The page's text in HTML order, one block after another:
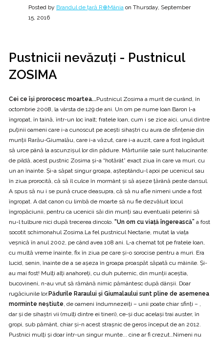
Posted by Brandul de ţară R⊕Mânia on Thursday, September
15, 2016
Pustnicii nevăzuţi - Pustnicul
ZOSIMA
Cei ce îşi prorocesc moartea...Pustnicul Zosima a murit de curând, în
octombrie 2008, la vârsta de 129 de ani. Un om pe nume Ioan Baron l-a
îngropat, în taină, într-un loc înalt; fratele Ioan, cum i se zice aici, unul dintre
puţinii oameni care i-a cunoscut pe aceşti sihaştri cu aura de sfinţenie din
munţii Rarău-Giumalău, care i-a văzut, care i-a auzit, care a fost îngăduit
să urce până la ascunzişul lor din pădure. Mărturiile sale sunt halucinante:
de pildă, acest pustnic Zosima şi-a “hotărât” exact ziua în care va muri, cu
un an înainte. Şi-a săpat singur groapa, aşteptându-l apoi pe ucenicul sau
în ziua prorocită, că să îl culce în mormânt şi să aşeze ţărână peste dansul.
A spus să nu i se pună cruce deasupra, că să nu afle nimeni unde a fost
îngropat. A dat canon cu limbă de moarte să nu fie dezvăluit locul
îngropăciunii, pentru ca ucenicii săi din munţi sau eventualii pelerini să
nu-l tulbure nici după trecerea dincolo. “Un om cu viaţă îngerească” a fost
socotit schimonahul Zosima.La fel pustnicul Nectarie, mutat la viaţa
veşnică în anul 2002, pe când avea 108 ani. L-a chemat tot pe fratele Ioan,
cu multă vreme înainte, fix în ziua pe care şi-o sorocise pentru a muri. Era
lucid, senin, înainte de a se aşeza în groapa proaspăt săpată cu mâinile. Şi-
au mai fost! Mulţi alţi anahoreţi, cu duh puternic, din munţii aceştia,
bucovineni, n-au vrut să rămână nimic pământesc după dânşii. Doar
rugăciunile lor.Pădurile Raraului şi Giumalaului sunt pline de asemenea
morminte neştiute , de oameni îndumnezeiţi – unii poate chiar sfinţi – ,
dar şi de sihaştri vii (mulţi dintre ei tineri), ce-şi duc acelaşi trai auster, în
gropi, sub pământ, chiar şi-n acest straşnic de geros început de an 2012.
Pustnici mulţi şi doar într-un singur munte... cine ar fi crezut…Nimeni nu